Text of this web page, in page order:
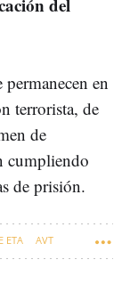
en
terrorista, de
de
cumpliendo
de prisión.
ETA AVT